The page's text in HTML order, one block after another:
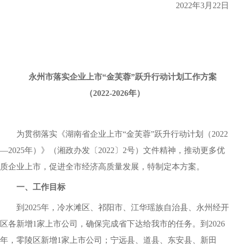
2022年3月22日
永州市落实企业上市“金芙蓉”跃升行动计划工作方案
（2022-2026年）
为贯彻落实《湖南省企业上市“金芙蓉”跃升行动计划（2022
—2025年） 》（湘政办发〔2022〕2号）文件精神，推动更多优
质企业上市，促进全市经济高质量发展，特制定本方案。
一、工作目标
到2025年，冷水滩区、祁阳市、江华瑶族自治县、永州经开
区各新增1家上市公司，确保完成省下达给我市的任务。到2026
年，零陵区新增1家上市公司；宁远县、道县、东安县、新田